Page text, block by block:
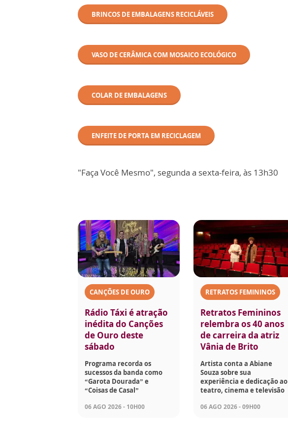
BRINCOS DE EMBALAGENS RECICLÁVEIS
VASO DE CERÂMICA COM MOSAICO ECOLÓGICO
COLAR DE EMBALAGENS
ENFEITE DE PORTA EM RECICLAGEM
"Faça Você Mesmo", segunda a sexta-feira, às 13h30
CANÇÕES DE OURO
Rádio Táxi é atração
inédita do Canções
de Ouro deste
sábado
Programa recorda os
sucessos da banda como
“Garota Dourada” e
“Coisas de Casal”
06 AGO 2026 - 10H00
RETRATOS FEMININOS
Retratos Femininos
relembra os 40 anos
de carreira da atriz
Vânia de Brito
Artista conta a Abiane
Souza sobre sua
experiência e dedicação ao
teatro, cinema e televisão
06 AGO 2026 - 09H00